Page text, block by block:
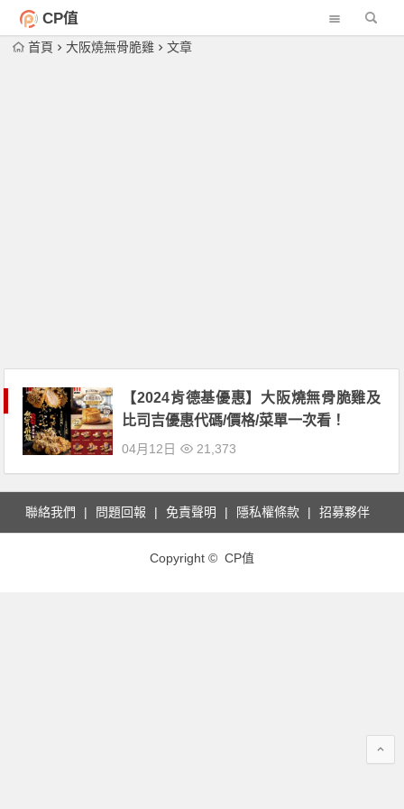
CP值
首頁 大阪燒無骨脆雞 文章
【2024肯德基優惠】大阪燒無骨脆雞及
比司吉優惠代碼/價格/菜單一次看！
04月12日 21,373
聯絡我們 問題回報 免責聲明 隱私權條款 招募夥伴
Copyright © CP值